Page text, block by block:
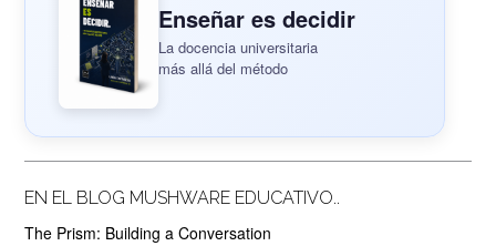
Enseñar es decidir
La docencia universitaria
más allá del método
EN EL BLOG MUSHWARE EDUCATIVO..
The Prism: Building a Conversation